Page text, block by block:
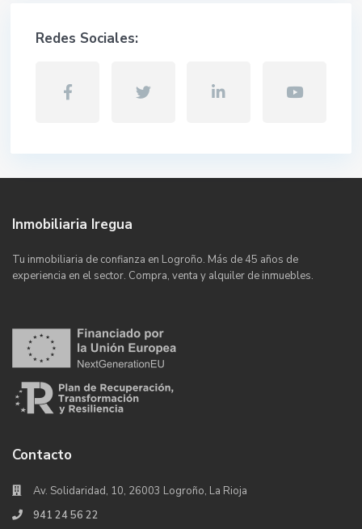
Redes Sociales:
Inmobiliaria Iregua
Tu inmobiliaria de confianza en Logroño. Más de 45 años de
experiencia en el sector. Compra, venta y alquiler de inmuebles.
Contacto
Av. Solidaridad, 10, 26003 Logroño, La Rioja
941 24 56 22